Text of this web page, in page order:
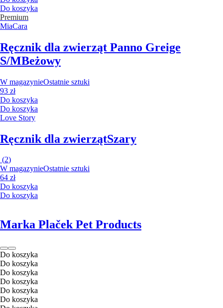
Do koszyka
Premium
MiaCara
Ręcznik dla zwierząt Panno Greige
S/MBeżowy
W magazynieOstatnie sztuki
93 zł
Do koszyka
Do koszyka
Love Story
Ręcznik dla zwierzątSzary
(2)
W magazynieOstatnie sztuki
64 zł
Do koszyka
Do koszyka
Marka Plaček Pet Products
Do koszyka
Do koszyka
Do koszyka
Do koszyka
Do koszyka
Do koszyka